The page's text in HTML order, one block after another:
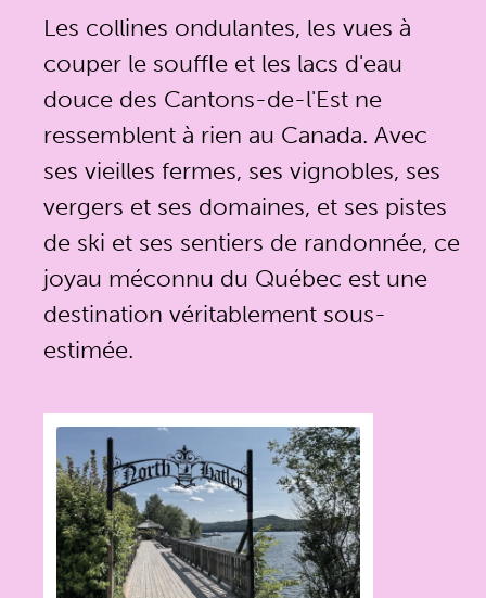
Les collines ondulantes, les vues à
couper le souffle et les lacs d'eau
douce des Cantons-de-l'Est ne
ressemblent à rien au Canada. Avec
ses vieilles fermes, ses vignobles, ses
vergers et ses domaines, et ses pistes
de ski et ses sentiers de randonnée, ce
joyau méconnu du Québec est une
destination véritablement sous-
estimée.